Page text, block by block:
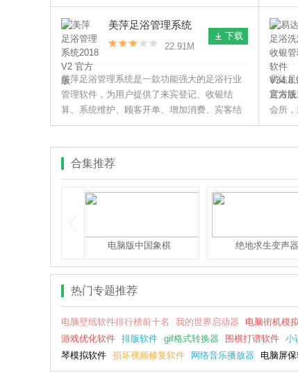
吸引更多的顾客。
客人。
美萍足浴管理系统
2018 V2 官方版
22.91M
下载
美萍足浴管理系统是一款功能强大的足浴行业
管理软件，为用户提供了来宾登记、收银结
算、系统维护、顾客开单、增加消费、宾客结
账、预定管理为门店的管理提供了诸多便利。
易达
足浴
会所
地进
合集推荐
电脑版中国象棋 绝地求生变声器
热门专题推荐
电脑壁纸软件排行榜前十名 我的世界启动器 电脑街机模
游戏优化软件 排版软件 gif格式转换器 围棋打谱软件 小
琴模拟软件 损坏视频修复软件 网络音乐播放器 电脑屏